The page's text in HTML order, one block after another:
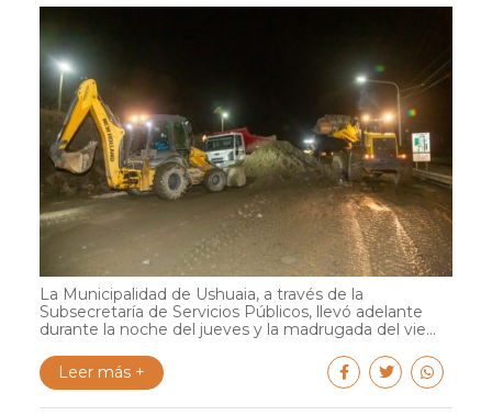
La Municipalidad de Ushuaia, a través de la
Subsecretaría de Servicios Públicos, llevó adelante
durante la noche del jueves y la madrugada del vie...
Leer más +